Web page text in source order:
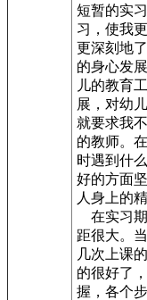
短暂的实
习，使我
更深刻地
的身心发
儿的教育
展，对幼
就要求我
的教师。
时遇到什
好的方面
人身上的
在实习期
距很大。
几次上课
的很好了
握，各个